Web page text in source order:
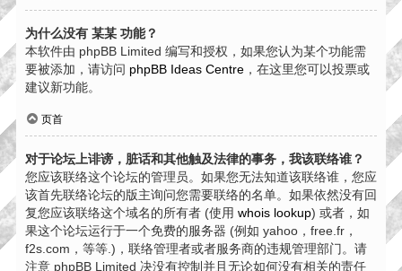
为什么没有 某某 功能？
本软件由 phpBB Limited 编写和授权，如果您认为某个功能需
要被添加，请访问 phpBB Ideas Centre ，在这里您可以投票或
建议新功能。
页首
对于论坛上诽谤，脏话和其他触及法律的事务，我该联络谁？
您应该联络这个论坛的管理员。如果您无法知道该联络谁，您应
该首先联络论坛的版主询问您需要联络的名单。如果依然没有回
复您应该联络这个域名的所有者 (使用 whois lookup) 或者，如
果这个论坛运行于一个免费的服务器 (例如 yahoo，free.fr，
f2s.com，等等.)，联络管理者或者服务商的违规管理部门。请
注意 phpBB Limited 决没有控制并且无论如何没有相关的责任